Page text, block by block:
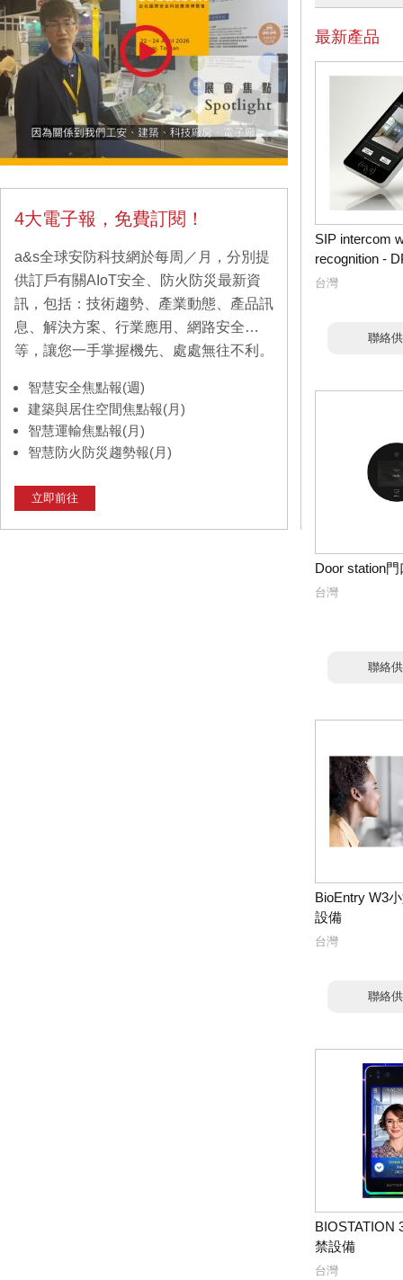
4大電子報，免費訂閱！
a&s全球安防科技網於每周／月，分別提
供訂戶有關AIoT安全、防火防災最新資
訊，包括：技術趨勢、產業動態、產品訊
息、解決方案、行業應用、網路安全…
等，讓您一手掌握機先、處處無往不利。
智慧安全焦點報(週)
建築與居住空間焦點報(月)
智慧運輸焦點報(月)
智慧防火防災趨勢報(月)
立即前往
最新產品
SIP intercom
recognition -
台灣
聯絡
Door station門
台灣
聯絡
BioEntry W3
設備
台灣
聯絡
BIOSTATION
禁設備
台灣